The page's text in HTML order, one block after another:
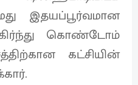
இதயப்பூர்வமான
கொண்டோம்
கட்சியின்